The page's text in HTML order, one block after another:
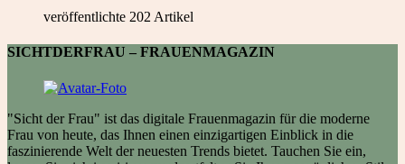
veröffentlichte 202 Artikel
SICHTDERFRAU – FRAUENMAGAZIN
"Sicht der Frau" ist das digitale Frauenmagazin für die moderne
Frau von heute, das Ihnen einen einzigartigen Einblick in die
faszinierende Welt der neuesten Trends bietet. Tauchen Sie ein,